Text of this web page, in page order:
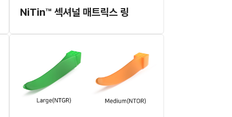
NiTin™ 섹셔널 매트릭스 링